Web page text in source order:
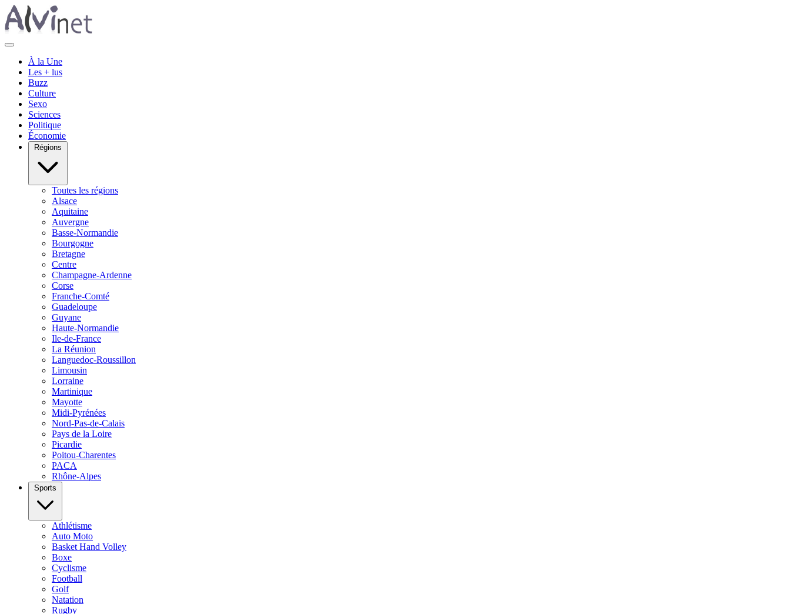
À la Une
Les + lus
Buzz
Culture
Sexo
Sciences
Politique
Économie
Régions
Toutes les régions
Alsace
Aquitaine
Auvergne
Basse-Normandie
Bourgogne
Bretagne
Centre
Champagne-Ardenne
Corse
Franche-Comté
Guadeloupe
Guyane
Haute-Normandie
Ile-de-France
La Réunion
Languedoc-Roussillon
Limousin
Lorraine
Martinique
Mayotte
Midi-Pyrénées
Nord-Pas-de-Calais
Pays de la Loire
Picardie
Poitou-Charentes
PACA
Rhône-Alpes
Sports
Athlétisme
Auto Moto
Basket Hand Volley
Boxe
Cyclisme
Football
Golf
Natation
Rugby